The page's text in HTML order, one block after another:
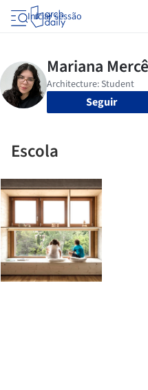
Iniciar sessão
Seguir
Escola